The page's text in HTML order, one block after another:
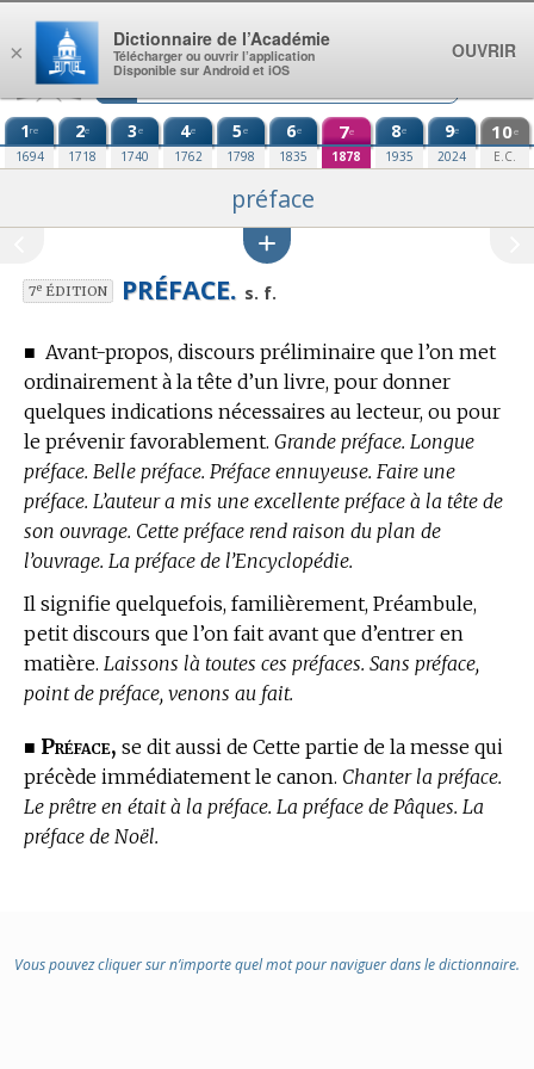
Aller au contenu
1re
1694
2e
1718
3e
1740
4e
1762
5e
1798
6e
1835
7e
1878
8e
1935
9e
2024
10e
E.C.
préface
7eÉDITION PRÉFACE. s. f.
■ Avant-propos, discours préliminaire que l’on met
ordinairement à la tête d’un livre, pour donner
quelques indications nécessaires au lecteur, ou pour
le prévenir favorablement. Grande préface. Longue
préface. Belle préface. Préface ennuyeuse. Faire une
préface. L’auteur a mis une excellente préface à la tête de
son ouvrage. Cette préface rend raison du plan de
l’ouvrage. La préface de l’Encyclopédie.
Il signifie quelquefois, familièrement, Préambule,
petit discours que l’on fait avant que d’entrer en
matière. Laissons là toutes ces préfaces. Sans préface,
point de préface, venons au fait.
■ Préface, se dit aussi de Cette partie de la messe qui
précède immédiatement le canon. Chanter la préface.
Le prêtre en était à la préface. La préface de Pâques. La
préface de Noël.
Vous pouvez cliquer sur n’importe quel mot pour naviguer dans le dictionnaire.
×
Dictionnaire de l’Académie
Télécharger ou ouvrir l’application
Disponible sur Android et iOS
OUVRIR